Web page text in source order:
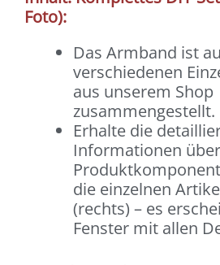
Foto):
Das Armband ist
verschiedenen
aus unserem Shop
zusammengestellt.
Erhalte die
Informationen
die einzelnen
(rechts) – es
Fenster mit allen